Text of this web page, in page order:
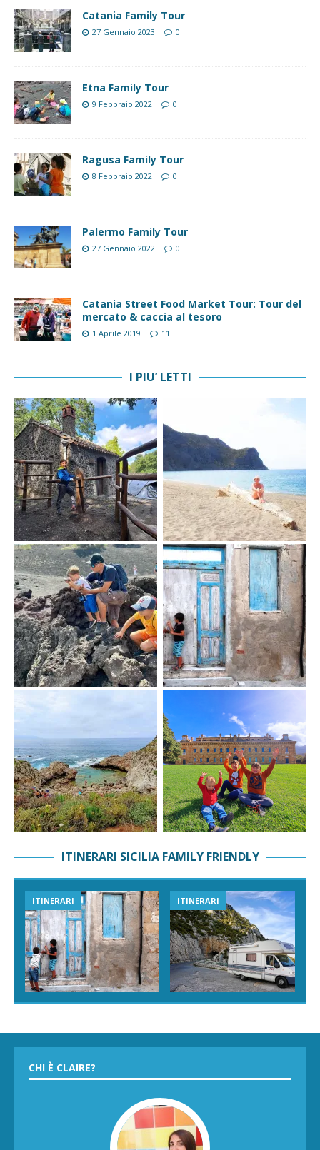
Catania Family Tour
27 Gennaio 2023 0
Etna Family Tour
9 Febbraio 2022 0
Ragusa Family Tour
8 Febbraio 2022 0
Palermo Family Tour
27 Gennaio 2022 0
Catania Street Food Market Tour: Tour del
mercato & caccia al tesoro
1 Aprile 2019 11
I PIU’ LETTI
ITINERARI SICILIA FAMILY FRIENDLY
ITINERARI ITINERARI
CHI È CLAIRE?